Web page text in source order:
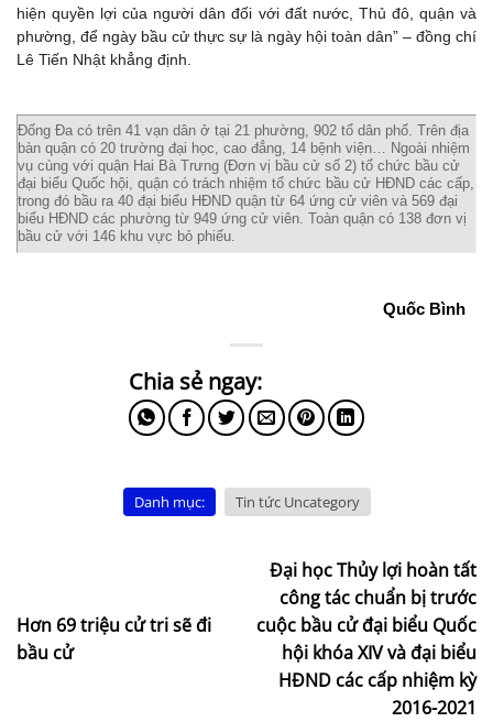
hiện quyền lợi của người dân đối với đất nước, Thủ đô, quận và
phường, để ngày bầu cử thực sự là ngày hội toàn dân” – đồng chí
Lê Tiến Nhật khẳng định.
Đống Đa có trên 41 vạn dân ở tại 21 phường, 902 tổ dân phố. Trên địa
bàn quận có 20 trường đại học, cao đẳng, 14 bệnh viện… Ngoài nhiệm
vụ cùng với quận Hai Bà Trưng (Đơn vị bầu cử số 2) tổ chức bầu cử
đại biểu Quốc hội, quận có trách nhiệm tổ chức bầu cử HĐND các cấp,
trong đó bầu ra 40 đại biểu HĐND quận từ 64 ứng cử viên và 569 đại
biểu HĐND các phường từ 949 ứng cử viên. Toàn quận có 138 đơn vị
bầu cử với 146 khu vực bỏ phiếu.
Quốc Bình
Danh mục: Tin tức Uncategory
Hơn 69 triệu cử tri sẽ đi
bầu cử
Đại học Thủy lợi hoàn tất
công tác chuẩn bị trước
cuộc bầu cử đại biểu Quốc
hội khóa XIV và đại biểu
HĐND các cấp nhiệm kỳ
2016-2021